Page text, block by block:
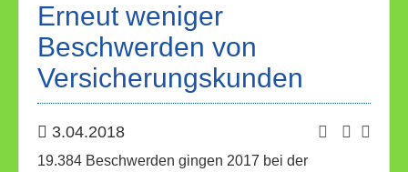
Erneut weniger
Beschwerden von
Versicherungskunden
3.04.2018
19.384 Beschwerden gingen 2017 bei der